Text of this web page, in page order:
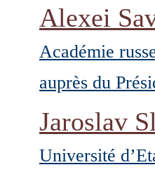
Alexei
Académie
auprès du
Jaroslav
Université